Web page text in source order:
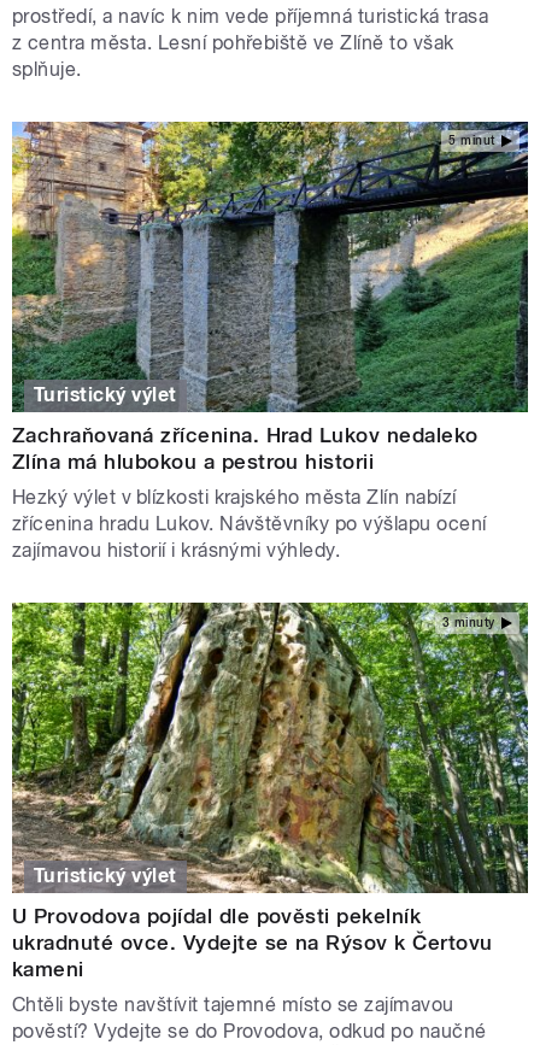
prostředí, a navíc k nim vede příjemná turistická trasa
z centra města. Lesní pohřebiště ve Zlíně to však
splňuje.
5 minut
Turistický výlet
Zachraňovaná zřícenina. Hrad Lukov nedaleko
Zlína má hlubokou a pestrou historii
Hezký výlet v blízkosti krajského města Zlín nabízí
zřícenina hradu Lukov. Návštěvníky po výšlapu ocení
zajímavou historií i krásnými výhledy.
3 minuty
Turistický výlet
U Provodova pojídal dle pověsti pekelník
ukradnuté ovce. Vydejte se na Rýsov k Čertovu
kameni
Chtěli byste navštívit tajemné místo se zajímavou
pověstí? Vydejte se do Provodova, odkud po naučné